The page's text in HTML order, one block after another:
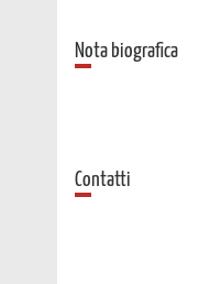
Nota biografica
Contatti